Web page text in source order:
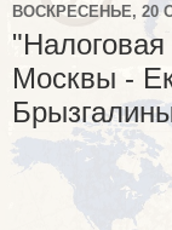
ВОСКРЕСЕНЬЕ, 20
Москвы -